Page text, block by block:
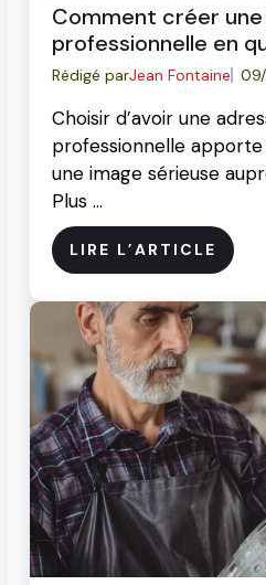
Comment créer
professionnelle en
Rédigé parJean Fontaine
Choisir d’avoir une
professionnelle
une image sérieuse
Plus …
LIRE L’ARTICLE